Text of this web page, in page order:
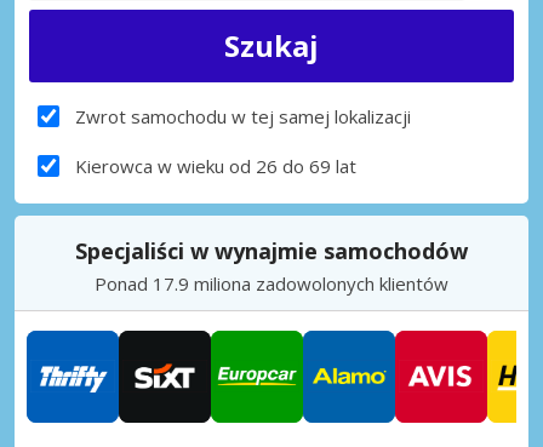
Zwrot samochodu w tej samej lokalizacji
Kierowca w wieku od 26 do 69 lat
Specjaliści w wynajmie samochodów
Ponad 17.9 miliona zadowolonych klientów